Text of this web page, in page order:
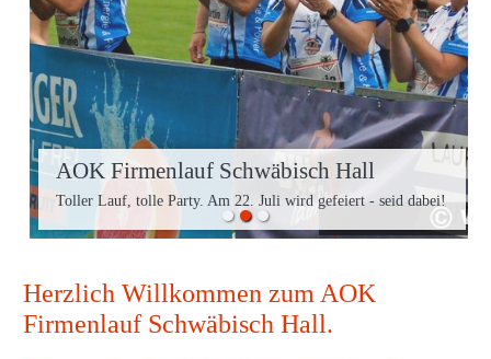
AOK Firmenlauf Schwäbisch Hall
Toller Lauf, tolle Party. Am 22. Juli wird gefeiert - seid dabei!
Herzlich Willkommen zum AOK
Firmenlauf Schwäbisch Hall.